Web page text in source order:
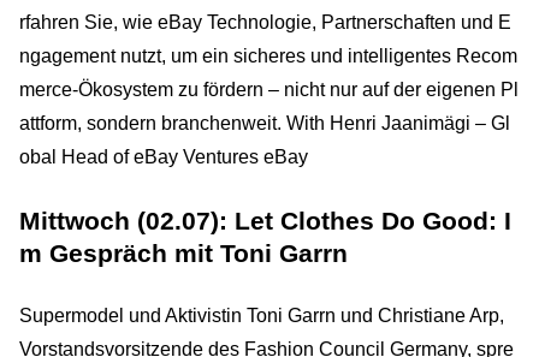
rfahren Sie, wie eBay Technologie, Partnerschaften und E
ngagement nutzt, um ein sicheres und intelligentes Recom
merce-Ökosystem zu fördern – nicht nur auf der eigenen Pl
attform, sondern branchenweit. With Henri Jaanimägi – Gl
obal Head of eBay Ventures eBay
Mittwoch (02.07): Let Clothes Do Good: I
m Gespräch mit Toni Garrn
Supermodel und Aktivistin Toni Garrn und Christiane Arp,
Vorstandsvorsitzende des Fashion Council Germany, spre